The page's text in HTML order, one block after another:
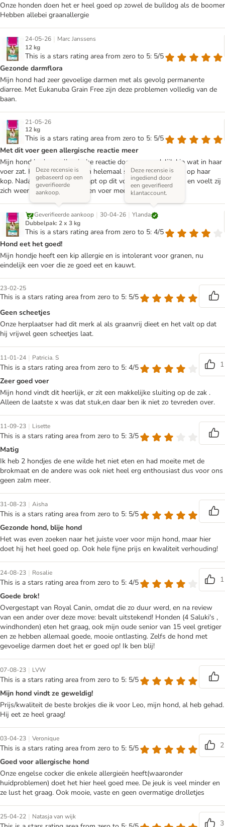
Onze honden doen het er heel goed op zowel de bulldog als de boomer
Hebben allebei graanallergie
24-05-26 | Marc Janssens
12 kg
This is a stars rating area from zero to 5: 5/5
Gezonde darmflora
Mijn hond had zeer gevoelige darmen met als gevolg permanente
diarree. Met Eukanuba Grain Free zijn deze problemen volledig van de
baan.
21-05-26
12 kg
This is a stars rating area from zero to 5: 5/5
Met dit voer geen allergische reactie meer
Mijn hond had een allergische reactie door vermoedelijk kip wat in haar
voer zat. Haar pootjes gingen helemaal stuk en kale plekjes op haar
kop. Nadat we zijn overgestapt op dit voer, is alles genezen en voelt zij
zich weer goed. Voor ons geen voer meer met kip en graan.
Geverifieerde aankoop
Deze recensie is
gebaseerd op een
geverifieerde
aankoop.
| 30-04-26 | Ylanda
Deze recensie is
ingediend door
een geverifieerd
klantaccount.
Dubbelpak: 2 x 3 kg
This is a stars rating area from zero to 5: 4/5
Hond eet het goed!
Mijn hondje heeft een kip allergie en is intolerant voor granen, nu
eindelijk een voer die ze goed eet en kauwt.
23-02-25
This is a stars rating area from zero to 5: 5/5
Geen scheetjes
Onze herplaatser had dit merk al als graanvrij dieet en het valt op dat
hij vrijwel geen scheetjes laat.
11-01-24 | Patricia. S
This is a stars rating area from zero to 5: 4/5
1
Zeer goed voer
Mijn hond vindt dit heerlijk, er zit een makkelijke sluiting op de zak .
Alleen de laatste x was dat stuk,en daar ben ik niet zo tevreden over.
11-09-23 | Lisette
This is a stars rating area from zero to 5: 3/5
Matig
Ik heb 2 hondjes de ene wilde het niet eten en had moeite met de
brokmaat en de andere was ook niet heel erg enthousiast dus voor ons
geen zalm meer.
31-08-23 | Aisha
This is a stars rating area from zero to 5: 5/5
Gezonde hond, blije hond
Het was even zoeken naar het juiste voer voor mijn hond, maar hier
doet hij het heel goed op. Ook hele fijne prijs en kwaliteit verhouding!
24-08-23 | Rosalie
This is a stars rating area from zero to 5: 4/5
1
Goede brok!
Overgestapt van Royal Canin, omdat die zo duur werd, en na review
van een ander over deze move: bevalt uitstekend! Honden (4 Saluki's ,
windhonden) eten het graag, ook mijn oude senior van 15 veel gretiger
en ze hebben allemaal goede, mooie ontlasting. Zelfs de hond met
gevoelige darmen doet het er goed op! Ik ben blij!
07-08-23 | LVW
This is a stars rating area from zero to 5: 5/5
Mijn hond vindt ze geweldig!
Prijs/kwaliteit de beste brokjes die ik voor Leo, mijn hond, al heb gehad.
Hij eet ze heel graag!
03-04-23 | Veronique
This is a stars rating area from zero to 5: 5/5
2
Goed voor allergische hond
Onze engelse cocker die enkele allergieën heeft(waaronder
huidproblemen) doet het hier heel goed mee. De jeuk is veel minder en
ze lust het graag. Ook mooie, vaste en geen overmatige drolletjes
25-04-22 | Natasja van wijk
3